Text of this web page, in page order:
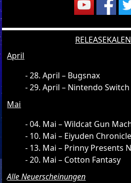
April
28. April – Bugsnax
29. April – Nintendo
Mai
04. Mai – Wildcat Gun
10. Mai – Eiyuden
13. Mai – Prinny Presents
20. Mai – Cotton Fantasy
Alle Neuerscheinungen